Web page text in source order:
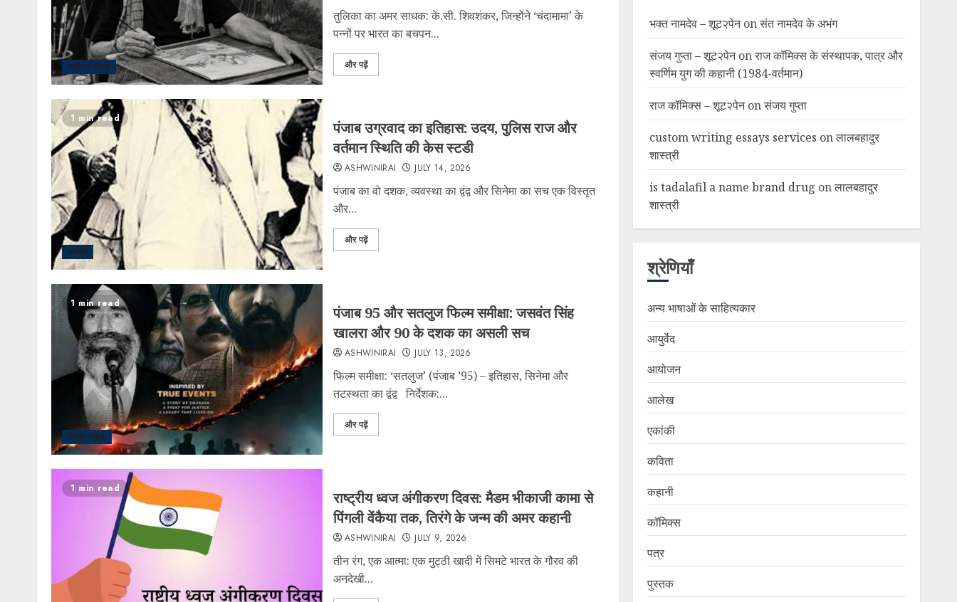
साहित्य संग्रह
तुलिका का अमर साधक: के.सी. शिवशंकर, जिन्होंने ‘चंदामामा’ के
पन्नों पर भारत का बचपन...
और पढ़ें
1 min read
आलेख
पंजाब उग्रवाद का इतिहास: उदय, पुलिस राज और
वर्तमान स्थिति की केस स्टडी
ASHWINIRAI JULY 14, 2026
पंजाब का वो दशक, व्यवस्था का द्वंद्व और सिनेमा का सच एक विस्तृत
और...
और पढ़ें
1 min read
फिल्म समीक्षा
पंजाब 95 और सतलुज फिल्म समीक्षा: जसवंत सिंह
खालरा और 90 के दशक का असली सच
ASHWINIRAI JULY 13, 2026
फिल्म समीक्षा: ‘सतलुज’ (पंजाब ’95) – इतिहास, सिनेमा और
तटस्थता का द्वंद्व निर्देशक:...
और पढ़ें
1 min read
राष्ट्रीय ध्वज अंगीकरण दिवस: मैडम भीकाजी कामा से
पिंगली वेंकैया तक, तिरंगे के जन्म की अमर कहानी
ASHWINIRAI JULY 9, 2026
तीन रंग, एक आत्मा: एक मुट्ठी खादी में सिमटे भारत के गौरव की
अनदेखी...
भक्त नामदेव – शूट२पेनonसंत नामदेव के अभंग
संजय गुप्ता – शूट२पेनonराज कॉमिक्स के संस्थापक, पात्र और
स्वर्णिम युग की कहानी (1984-वर्तमान)
राज कॉमिक्स – शूट२पेनonसंजय गुप्ता
custom writing essays services onलालबहादुर
शास्त्री
is tadalafil a name brand drug onलालबहादुर
शास्त्री
श्रेणियाँ
अन्य भाषाओं के साहित्यकार
आयुर्वेद
आयोजन
आलेख
एकांकी
कविता
कहानी
कॉमिक्स
पत्र
पुस्तक